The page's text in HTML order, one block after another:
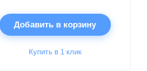
Добавить в корзину
Купить в 1 клик